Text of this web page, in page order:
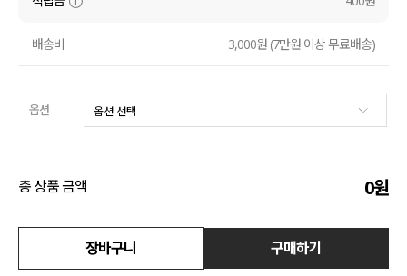
니트배송비 3,000원 (7만원 이상 무료배송)
옵션
총 상품 금액 0원
장바구니 구매하기